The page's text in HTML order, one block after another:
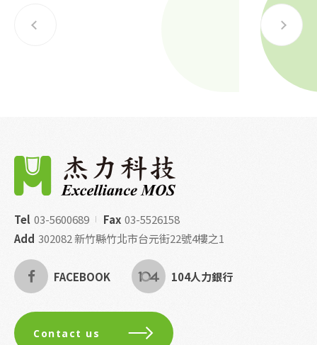
Tel 03-5600689 Fax 03-5526158
Add 302082 新竹縣竹北市台元街22號4樓之1
FACEBOOK 104人力銀行
Contact us